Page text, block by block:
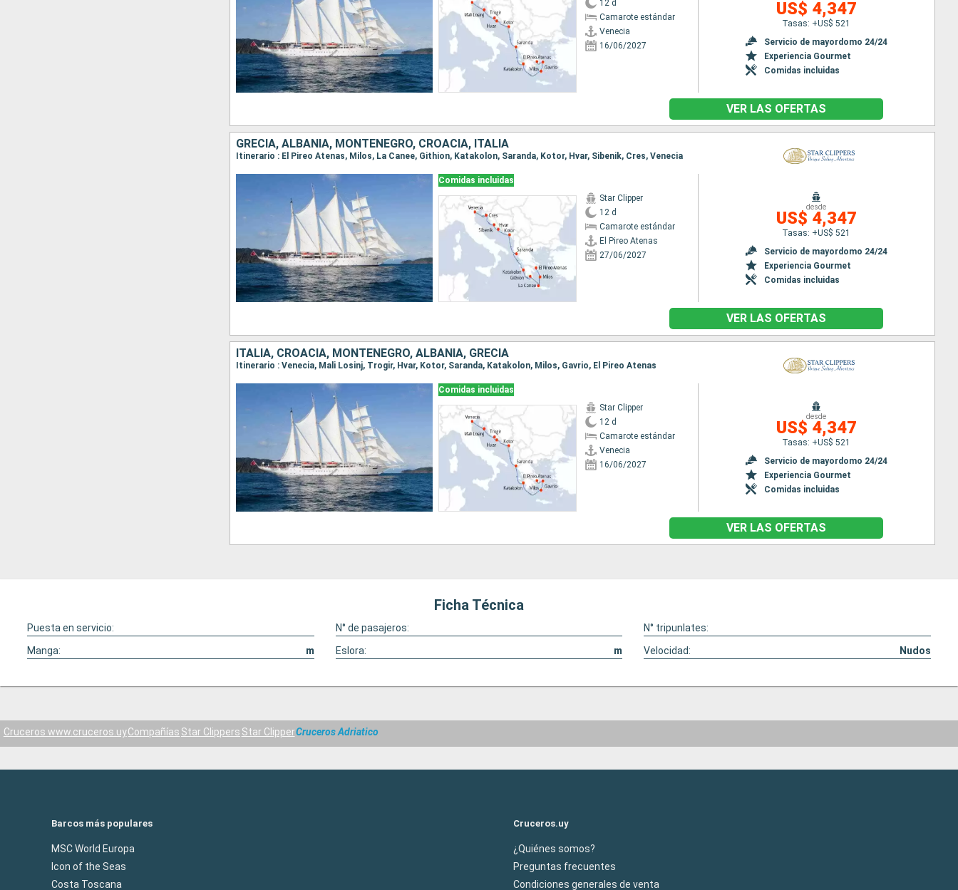
12 d
Camarote estándar
Venecia
16/06/2027
US$ 4,347
Tasas: +US$ 521
Servicio de mayordomo 24/24
Experiencia Gourmet
Comidas incluidas
VER LAS OFERTAS
GRECIA, ALBANIA, MONTENEGRO, CROACIA, ITALIA
Itinerario : El Pireo Atenas, Milos, La Canee, Githion, Katakolon, Saranda, Kotor, Hvar, Sibenik, Cres, Venecia
Comidas incluidas
Star Clipper
12 d
Camarote estándar
El Pireo Atenas
27/06/2027
desde
US$ 4,347
Tasas: +US$ 521
Servicio de mayordomo 24/24
Experiencia Gourmet
Comidas incluidas
VER LAS OFERTAS
ITALIA, CROACIA, MONTENEGRO, ALBANIA, GRECIA
Itinerario : Venecia, Mali Losinj, Trogir, Hvar, Kotor, Saranda, Katakolon, Milos, Gavrio, El Pireo Atenas
Comidas incluidas
Star Clipper
12 d
Camarote estándar
Venecia
16/06/2027
desde
US$ 4,347
Tasas: +US$ 521
Servicio de mayordomo 24/24
Experiencia Gourmet
Comidas incluidas
VER LAS OFERTAS
Ficha Técnica
Puesta en servicio: N° de pasajeros:
N° tripunlates:
Manga:
m Eslora: m Velocidad: Nudos
Cruceros www.cruceros.uyCompañías Star Clippers Star ClipperCruceros Adriatico
Barcos más populares
MSC World Europa
Icon of the Seas
Costa Toscana
Cruceros.uy
¿Quiénes somos?
Preguntas frecuentes
Condiciones generales de venta